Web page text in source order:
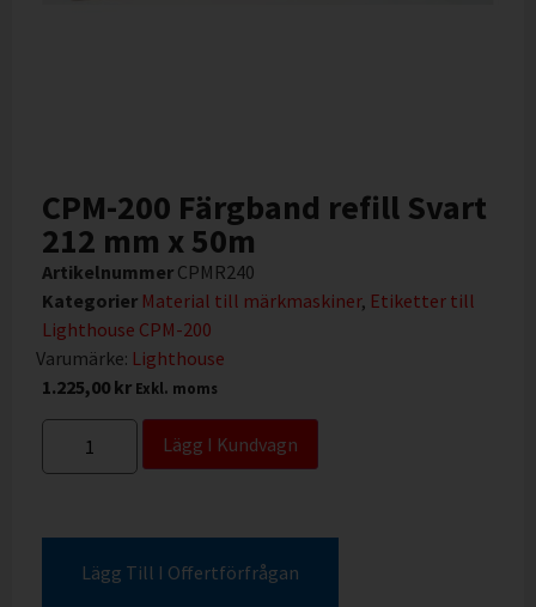
CPM-200 Färgband refill Svart
212 mm x 50m
Artikelnummer CPMR240
Kategorier Material till märkmaskiner, Etiketter till
Lighthouse CPM-200
Varumärke: Lighthouse
1.225,00 kr Exkl. moms
Lägg I Kundvagn
Lägg Till I Offertförfrågan